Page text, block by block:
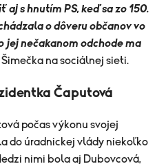
s hnutím PS, keď sa zo 150.
o dôveru občanov vo
jej nečakanom odchode ma
na sociálnej sieti.
Čaputová
počas výkonu svojej
do úradnickej vlády niekoľko
nimi bola aj Dubovcová,